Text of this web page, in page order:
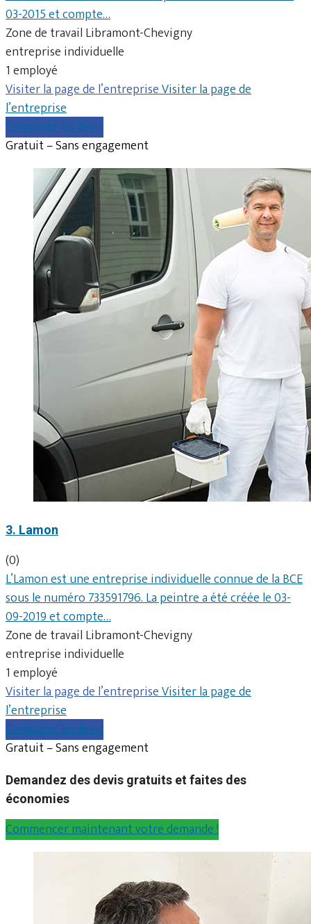
03-2015 et compte…
Zone de travail Libramont-Chevigny
entreprise individuelle
1 employé
Visiter la page de l’entrepriseVisiter la page de
l’entreprise
Comparer les devis
Gratuit – Sans engagement
3. Lamon
(0)
L’Lamon est une entreprise individuelle connue de la BCE
sous le numéro 733591796. La peintre a été créée le 03-
09-2019 et compte…
Zone de travail Libramont-Chevigny
entreprise individuelle
1 employé
Visiter la page de l’entrepriseVisiter la page de
l’entreprise
Comparer les devis
Gratuit – Sans engagement
Demandez des devis gratuits et faites des
économies
Commencer maintenant votre demande !